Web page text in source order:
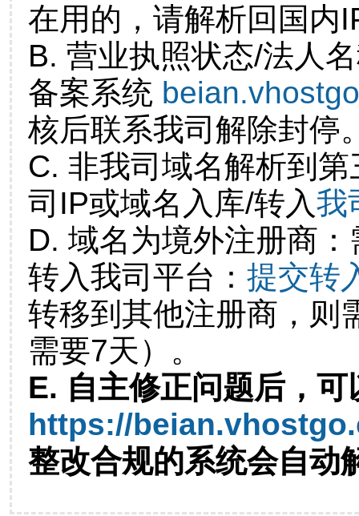
在用的，请解析回国内
B. 营业执照状态/法人
备案系统
核后联系我司解除封停
C. 非我司域名解析到
司IP或域名入库/转入我
D. 域名为境外注册商
转入我司平台： 提交转
转移到其他注册商，则
需要7天）。
E. 自主修正问题后，可
https://
整改合规的系统会自动